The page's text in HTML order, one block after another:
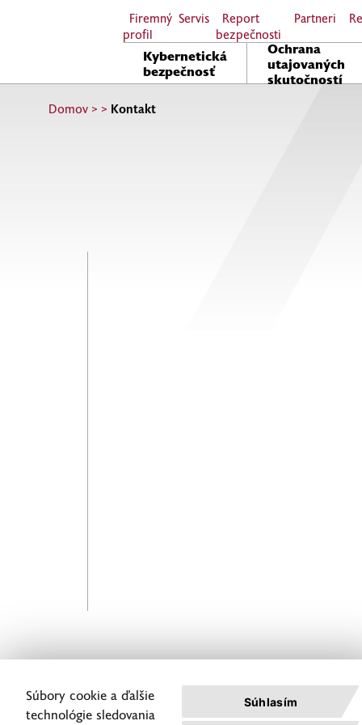
Súbory cookie a ďalšie
technológie sledovania
Súhlasím
Firemný
profil
Servis
Report
bezpečnosti
Partneri
Kybernetická
bezpečnosť
Ochrana
utajovaných
skutočností
Domov > > Kontakt